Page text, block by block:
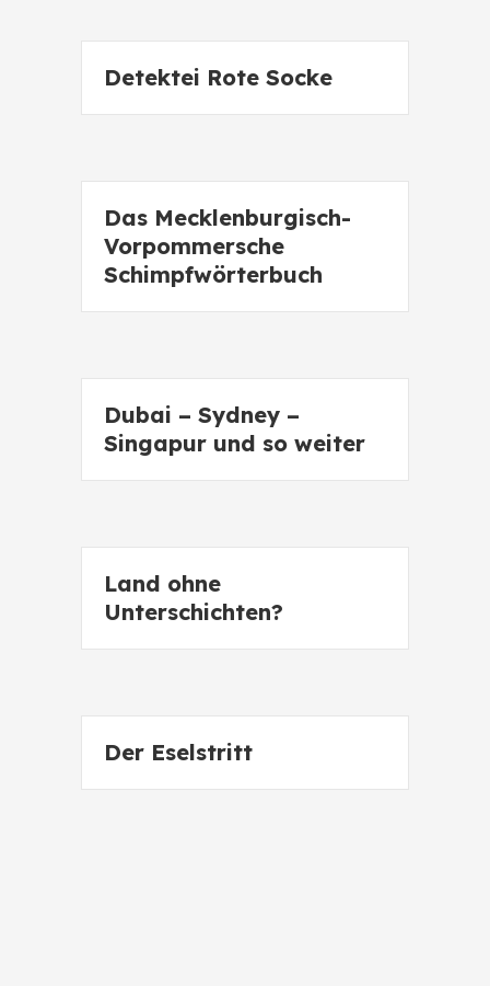
Detektei Rote Socke
Das Mecklenburgisch-
Vorpommersche
Schimpfwörterbuch
Dubai – Sydney –
Singapur und so weiter
Land ohne
Unterschichten?
Der Eselstritt